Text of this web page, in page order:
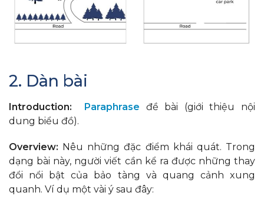
2. Dàn bài
Introduction: Paraphrase đề bài (giới thiệu nội
dung biểu đồ).
Overview: Nêu những đặc điểm khái quát. Trong
dạng bài này, người viết cần kể ra được những thay
đổi nổi bật của bảo tàng và quang cảnh xung
quanh. Ví dụ một vài ý sau đây: